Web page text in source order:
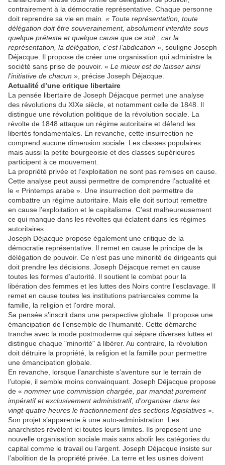
contrairement à la démocratie représentative. Chaque personne
doit reprendre sa vie en main . « Toute représentation, toute
délégation doit être souverainement, absolument interdite sous
quelque prétexte et quelque cause que ce soit ; car la
représentation, la délégation, c’est l’abdication », souligne Joseph
Déjacque. Il propose de créer une organisation qui administre la
société sans prise de pouvoir. « Le mieux est de laisser ainsi
l’initiative de chacun », précise Joseph Déjacque.
Actualité d’une critique libertaire
La pensée libertaire de Joseph Déjacque permet une analyse
des révolutions du XIXe siècle, et notamment celle de 1848. Il
distingue une révolution politique de la révolution sociale. La
révolte de 1848 attaque un régime autoritaire et défend les
libertés fondamentales. En revanche, cette insurrection ne
comprend aucune dimension sociale. Les classes populaires
mais aussi la petite bourgeoisie et des classes supérieures
participent à ce mouvement.
La propriété privée et l’exploitation ne sont pas remises en cause.
Cette analyse peut aussi permettre de comprendre l’actualité et
le « Printemps arabe ». Une insurrection doit permettre de
combattre un régime autoritaire. Mais elle doit surtout remettre
en cause l’exploitation et le capitalisme. C’est malheureusement
ce qui manque dans les révoltes qui éclatent dans les régimes
autoritaires.
Joseph Déjacque propose également une critique de la
démocratie représentative. Il remet en cause le principe de la
délégation de pouvoir. Ce n’est pas une minorité de dirigeants qui
doit prendre les décisions. Joseph Déjacque remet en cause
toutes les formes d’autorité. Il soutient le combat pour la
libération des femmes et les luttes des Noirs contre l’esclavage. Il
remet en cause toutes les institutions patriarcales comme la
famille, la religion et l'ordre moral.
Sa pensée s’inscrit dans une perspective globale. Il propose une
émancipation de l’ensemble de l’humanité. Cette démarche
tranche avec la mode postmoderne qui sépare diverses luttes et
distingue chaque "minorité" à libérer. Au contraire, la révolution
doit détruire la propriété, la religion et la famille pour permettre
une émancipation globale.
En revanche, lorsque l’anarchiste s’aventure sur le terrain de
l’utopie, il semble moins convainquant. Joseph Déjacque propose
de « nommer une commission chargée, par mandat purement
impératif et exclusivement administratif, d’organiser dans les
vingt-quatre heures le fractionnement des sections législatives ».
Son projet s’apparente à une auto-administration. Les
anarchistes révèlent ici toutes leurs limites. Ils proposent une
nouvelle organisation sociale mais sans abolir les catégories du
capital comme le travail ou l’argent. Joseph Déjacque insiste sur
l’abolition de la propriété privée. La terre et les usines doivent